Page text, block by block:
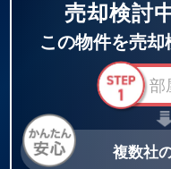
売却検討
この物件を売
複数社